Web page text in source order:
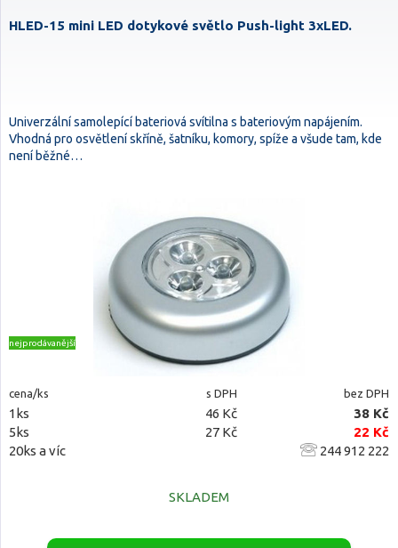
HLED-15 mini LED dotykové světlo Push-light 3xLED.
Univerzální samolepící bateriová svítilna s bateriovým napájením.
Vhodná pro osvětlení skříně, šatníku, komory, spíže a všude tam, kde
není běžné…
nejprodávanější
cena/ks s DPH bez DPH
1ks 46 Kč
38 Kč
5ks
27 Kč
22 Kč
20ks a víc
244 912 222
SKLADEM